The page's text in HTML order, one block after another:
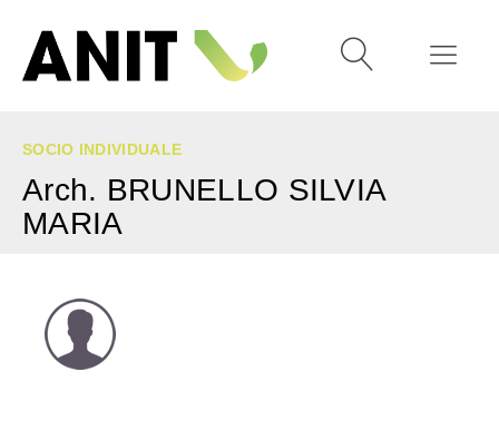
SOCIO INDIVIDUALE
Arch. BRUNELLO SILVIA
MARIA